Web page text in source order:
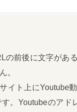
の前後に文字があ
。
イト上にYoutube
。Youtubeのアド